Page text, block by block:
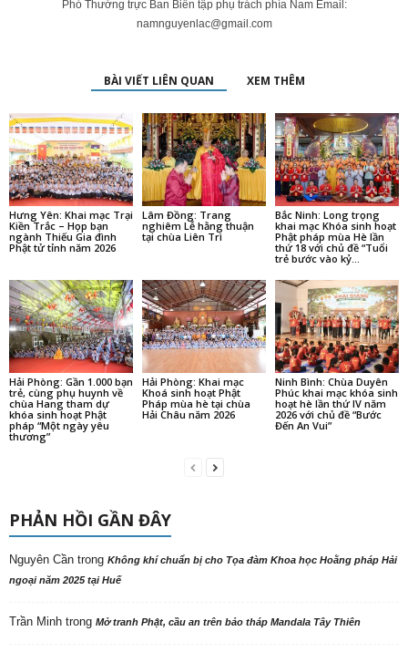
Phó Thường trực Ban Biên tập phụ trách phía Nam Email:
namnguyenlac@gmail.com
BÀI VIẾT LIÊN QUAN XEM THÊM
Hưng Yên: Khai mạc Trại
Kiền Trắc – Họp bạn
ngành Thiếu Gia đình
Phật tử tỉnh năm 2026
Lâm Đồng: Trang
nghiêm Lễ hằng thuận
tại chùa Liên Trì
Bắc Ninh: Long trọng
khai mạc Khóa sinh hoạt
Phật pháp mùa Hè lần
thứ 18 với chủ đề “Tuổi
trẻ bước vào kỷ...
Hải Phòng: Gần 1.000 bạn
trẻ, cùng phụ huynh về
chùa Hang tham dự
khóa sinh hoạt Phật
pháp “Một ngày yêu
thương”
Hải Phòng: Khai mạc
Khoá sinh hoạt Phật
Pháp mùa hè tại chùa
Hải Châu năm 2026
Ninh Bình: Chùa Duyên
Phúc khai mạc khóa sinh
hoạt hè lần thứ IV năm
2026 với chủ đề “Bước
Đến An Vui”
PHẢN HỒI GẦN ĐÂY
Nguyên Cần trong Không khí chuẩn bị cho Tọa đàm Khoa học Hoằng pháp Hải
ngoại năm 2025 tại Huế
Trần Minh trong Mở tranh Phật, cầu an trên bảo tháp Mandala Tây Thiên